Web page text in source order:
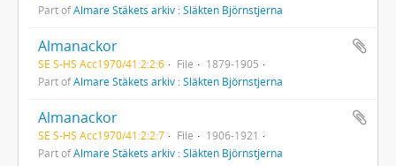
Part ofAlmare Stäkets arkiv : Släkten Björnstjerna
Almanackor
SE S-HS Acc1970/41:2:2:6 File
1879-1905
Part ofAlmare Stäkets arkiv : Släkten Björnstjerna
Almanackor
SE S-HS Acc1970/41:2:2:7 File
1906-1921
Part ofAlmare Stäkets arkiv : Släkten Björnstjerna